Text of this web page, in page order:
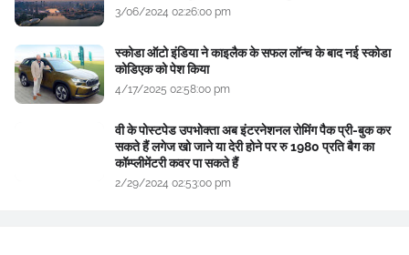
3/06/2024 02:26:00 pm
स्कोडा ऑटो इंडिया ने काइलैक के सफल लॉन्च के बाद नई स्कोडा
कोडिएक को पेश किया
4/17/2025 02:58:00 pm
वी के पोस्टपेड उपभोक्ता अब इंटरनेशनल रोमिंग पैक प्री-बुक कर
सकते हैं लगेज खो जाने या देरी होने पर रु 1980 प्रति बैग का
कॉम्प्लीमेंटरी कवर पा सकते हैं
2/29/2024 02:53:00 pm